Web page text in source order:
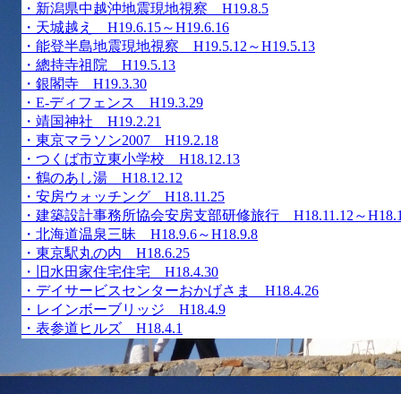
・新潟県中越沖地震現地視察 H19.8.5
・天城越え H19.6.15～H19.6.16
・能登半島地震現地視察 H19.5.12～H19.5.13
・總持寺祖院 H19.5.13
・銀閣寺 H19.3.30
・E-ディフェンス H19.3.29
・靖国神社 H19.2.21
・東京マラソン2007 H19.2.18
・つくば市立東小学校 H18.12.13
・鶴のあし湯 H18.12.12
・安房ウォッチング H18.11.25
・建築設計事務所協会安房支部研修旅行 H18.11.12～
・北海道温泉三昧 H18.9.6～H18.9.8
・東京駅丸の内 H18.6.25
・旧水田家住宅住宅 H18.4.30
・デイサービスセンターおかげさま H18.4.26
・レインボーブリッジ H18.4.9
・表参道ヒルズ H18.4.1